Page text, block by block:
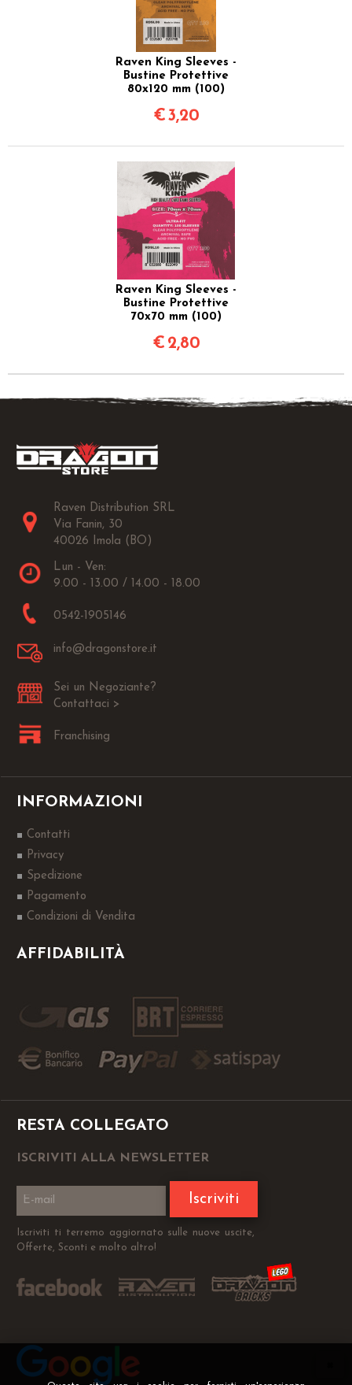
Raven King Sleeves -
Bustine Protettive
80x120 mm (100)
€3,20
Raven King Sleeves -
Bustine Protettive
70x70 mm (100)
€ 2,80
Raven Distribution SRL
Via Fanin, 30
40026 Imola (BO)
Lun - Ven:
9.00 - 13.00 / 14.00 - 18.00
0542-1905146
info@dragonstore.it
Sei un Negoziante?
Contattaci >
Franchising
INFORMAZIONI
Contatti
Privacy
Spedizione
Pagamento
Condizioni di Vendita
AFFIDABILITÀ
RESTA COLLEGATO
ISCRIVITI ALLA NEWSLETTER
Iscriviti
Iscriviti ti terremo aggiornato sulle nuove uscite,
Offerte, Sconti e molto altro!